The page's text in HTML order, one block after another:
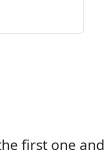
first one and